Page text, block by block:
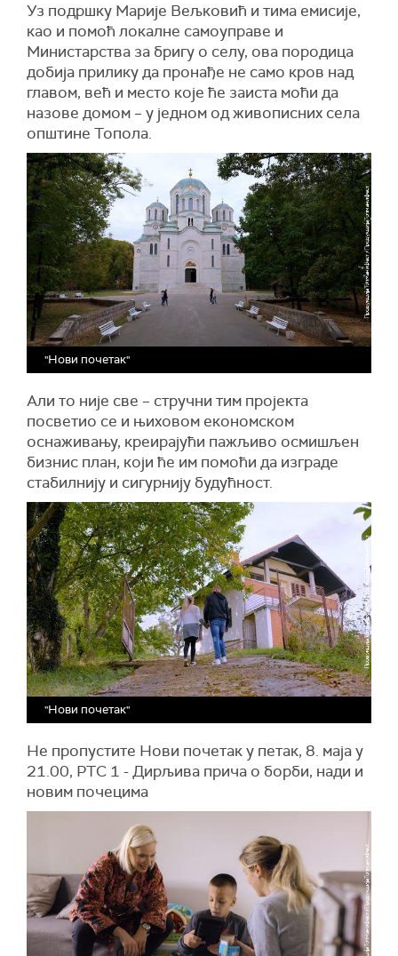
Уз подршку Марије Вељковић и тима емисије,
као и помоћ локалне самоуправе и
Министарства за бригу о селу, ова породица
добија прилику да пронађе не само кров над
главом, већ и место које ће заиста моћи да
назове домом – у једном од живописних села
општине Топола.
"Нови почетак"
Али то није све – стручни тим пројекта
посветио се и њиховом економском
оснаживању, креирајући пажљиво осмишљен
бизнис план, који ће им помоћи да изграде
стабилнију и сигурнију будућност.
"Нови почетак"
Не пропустите Нови почетак у петак, 8. маја у
21.00, РТС 1 - Дирљива прича о борби, нади и
новим почецима